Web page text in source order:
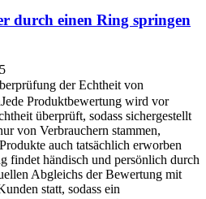
durch einen Ring springen
der Echtheit von
Jede Produktbewertung wird vor
überprüft, sodass sichergestellt
von Verbrauchern stammen,
auch tatsächlich erworben
findet händisch und persönlich durch
Abgleichs der Bewertung mit
statt, sodass ein